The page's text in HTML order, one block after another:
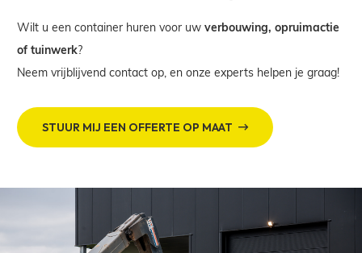
Wilt u een container huren voor uw verbouwing, opruimactie
of tuinwerk?
Neem vrijblijvend contact op, en onze experts helpen je graag!
STUUR MIJ EEN OFFERTE OP MAAT